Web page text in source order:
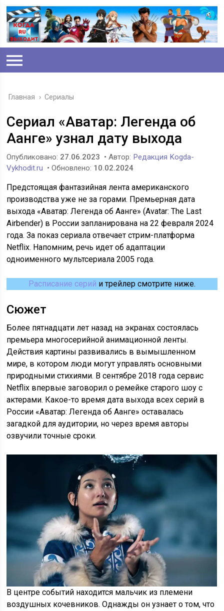
Главная › Сериалы
Сериал «Аватар: Легенда об
Аанге» узнал дату выхода
Опубликовано: 27.06.2023 • Автор: Редакция Kogda-
Vykhodit.ru • Обновлено: 10.02.2024
Предстоящая фантазийная лента американского
производства уже не за горами. Премьерная дата
выхода «Аватар: Легенда об Аанге» (Avatar: The Last
Airbender) в России запланирована на 22 февраля 2024
года. За показ сериала отвечает стрим-платформа
Netflix. Напомним, речь идет об адаптации
одноименного мультсериала 2005 года.
Расписание серий и трейлер смотрите ниже.
Сюжет
Более пятнадцати лет назад на экранах состоялась
премьера многосерийной анимационной ленты.
Действия картины развивались в вымышленном
мире, в котором люди могут управлять основными
природными стихиями. В сентябре 2018 года сервис
Netflix впервые заговорил о ремейке старого шоу с
актерами. Какое-то время дата выхода всех серий в
России «Аватар: Легенда об Аанге» оставалась
загадкой для аудитории, но через время авторы
озвучили точные сроки.
В центре событий находится мальчик из племени
воздушных кочевников. Однажды он узнает о том, что